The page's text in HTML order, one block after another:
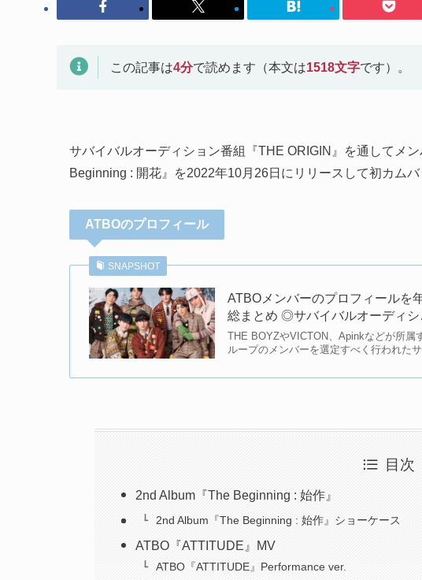
この記事は4分で読めます（本文は1518文字です）。
サバイバルオーディション番組『THE ORIGIN』を通してメ
Beginning : 開花』を2022年10月26日にリリースして初カム
ATBOのプロフィール
SNAPSHOT
ATBOメンバーのプロフィールを
総まとめ ◎サバイバルオーディ
THE BOYZやVICTON、Apinkなどが所属
ループのメンバーを選定すべく行われた
目次
2nd Album『The Beginning : 始作』
2nd Album『The Beginning : 始作』ショーケース
ATBO『ATTITUDE』MV
ATBO『ATTITUDE』Performance ver.